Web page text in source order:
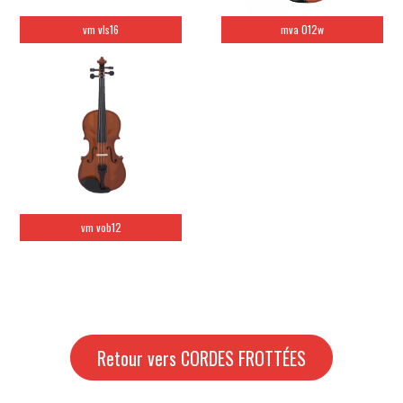
vm vls16 mva 012w
vm vob12
Retour vers CORDES FROTTÉES